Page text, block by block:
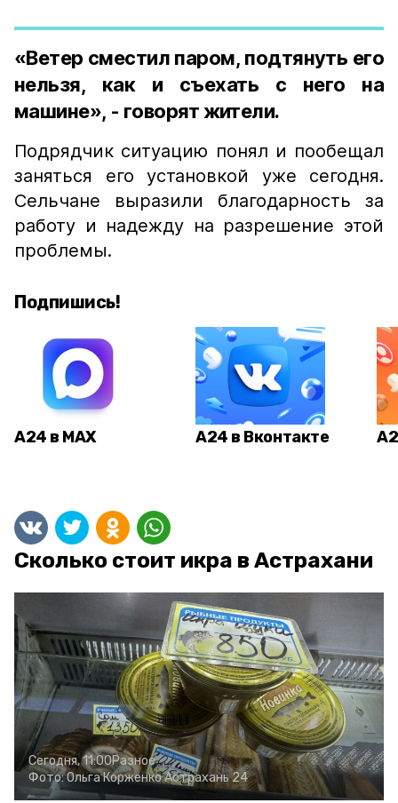
«Ветер сместил паром, подтянуть его
нельзя, как и съехать с него на
машине», - говорят жители.
Подрядчик ситуацию понял и пообещал
заняться его установкой уже сегодня.
Сельчане выразили благодарность за
работу и надежду на разрешение этой
проблемы.
Подпишись!
А24 в MAX А24 в Вконтакте
Сколько стоит икра в Астрахани
Сегодня, 11:00Разное
Фото:Ольга КорженкоАстрахань 24